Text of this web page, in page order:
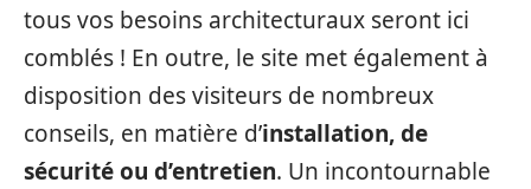
tous vos besoins architecturaux seront ici
comblés ! En outre, le site met également à
disposition des visiteurs de nombreux
conseils, en matière d’installation, de
sécurité ou d’entretien. Un incontournable